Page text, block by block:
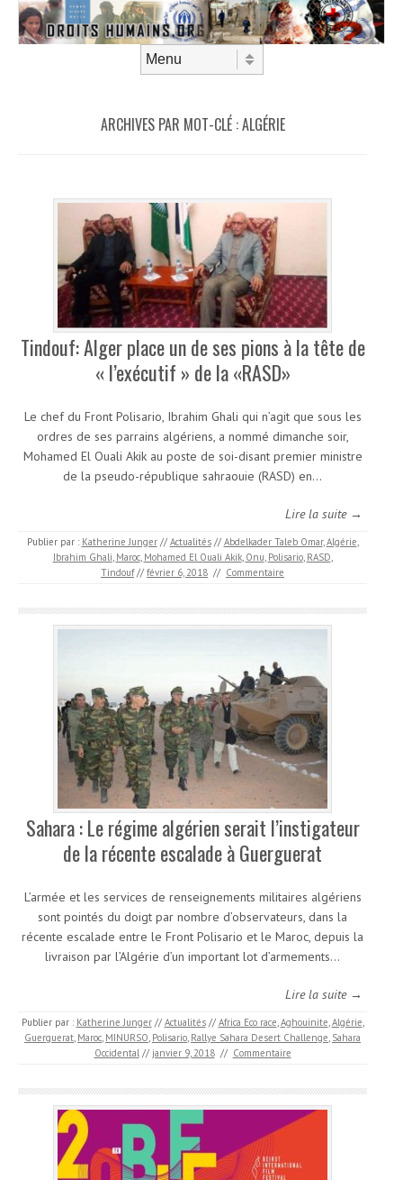
ARCHIVES PAR MOT-CLÉ :ALGÉRIE
Tindouf: Alger place un de ses pions à la tête de
« l’exécutif » de la «RASD»
Le chef du Front Polisario, Ibrahim Ghali qui n’agit que sous les
ordres de ses parrains algériens, a nommé dimanche soir,
Mohamed El Ouali Akik au poste de soi-disant premier ministre
de la pseudo-république sahraouie (RASD) en…
Lire la suite →
Publier par : Katherine Junger // Actualités // Abdelkader Taleb Omar,Algérie,
Ibrahim Ghali, Maroc, Mohamed El Ouali Akik, Onu, Polisario, RASD,
Tindouf // février 6, 2018 // Commentaire
Sahara : Le régime algérien serait l’instigateur
de la récente escalade à Guerguerat
L’armée et les services de renseignements militaires algériens
sont pointés du doigt par nombre d’observateurs, dans la
récente escalade entre le Front Polisario et le Maroc, depuis la
livraison par l’Algérie d’un important lot d’armements…
Lire la suite →
Publier par : Katherine Junger // Actualités // Africa Eco race,Aghouinite,Algérie,
Guerguerat, Maroc, MINURSO, Polisario, Rallye Sahara Desert Challenge, Sahara
Occidental // janvier 9, 2018 // Commentaire